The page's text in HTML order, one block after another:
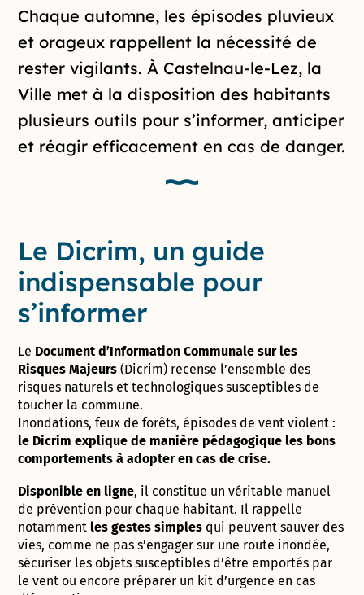
Introduction de la page
Chaque automne, les épisodes pluvieux
et orageux rappellent la nécessité de
rester vigilants. À Castelnau-le-Lez, la
Ville met à la disposition des habitants
plusieurs outils pour s’informer, anticiper
et réagir efficacement en cas de danger.
Le Dicrim, un guide
indispensable pour
s’informer
Le Document d’Information Communale sur les
Risques Majeurs (Dicrim) recense l’ensemble des
risques naturels et technologiques susceptibles de
toucher la commune.
Inondations, feux de forêts, épisodes de vent violent :
le Dicrim explique de manière pédagogique les bons
comportements à adopter en cas de crise.
Disponible en ligne, il constitue un véritable manuel
de prévention pour chaque habitant. Il rappelle
notammentles gestes simples qui peuvent sauver des
vies, comme ne pas s’engager sur une route inondée,
sécuriser les objets susceptibles d’être emportés par
le vent ou encore préparer un kit d’urgence en cas